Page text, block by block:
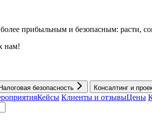
прибыльным и безопасным: расти,
нам!
Налоговая безопасность Консалтинг и
Кейсы Клиенты и отзывыЦены